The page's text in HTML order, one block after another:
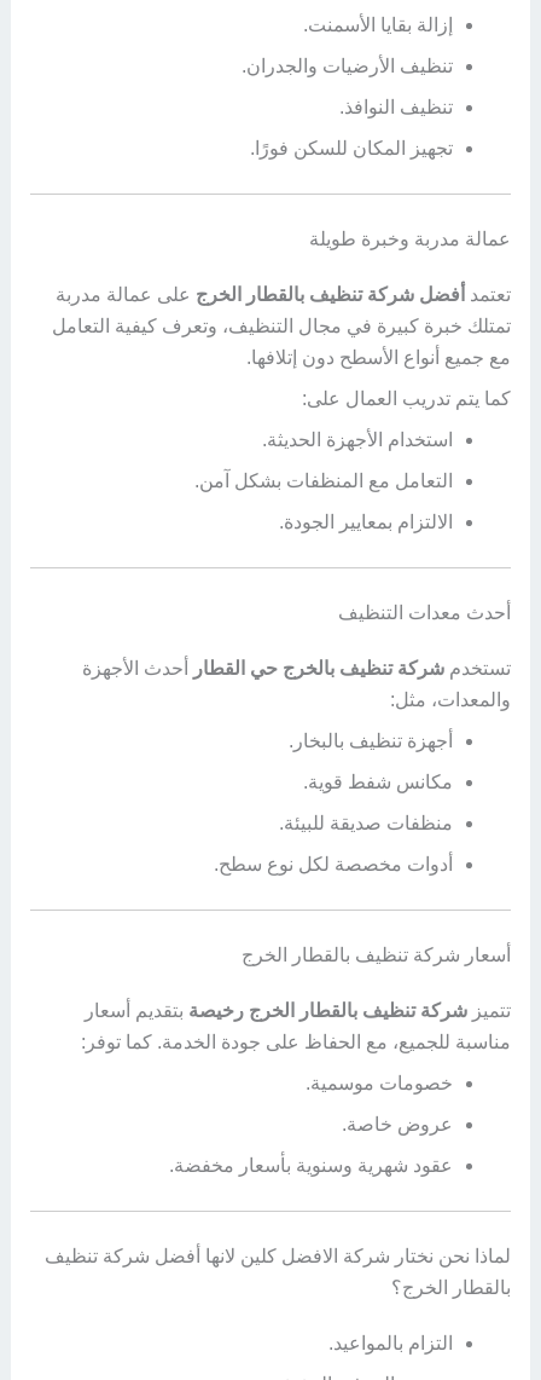
إزالة بقايا الأسمنت.
تنظيف الأرضيات والجدران.
تنظيف النوافذ.
تجهيز المكان للسكن فورًا.
عمالة مدربة وخبرة طويلة
تعتمد أفضل شركة تنظيف بالقطار الخرج على عمالة مدربة
تمتلك خبرة كبيرة في مجال التنظيف، وتعرف كيفية التعامل
مع جميع أنواع الأسطح دون إتلافها.
كما يتم تدريب العمال على:
استخدام الأجهزة الحديثة.
التعامل مع المنظفات بشكل آمن.
الالتزام بمعايير الجودة.
أحدث معدات التنظيف
تستخدم شركة تنظيف بالخرج حي القطار
أحدث الأجهزة
والمعدات، مثل:
أجهزة تنظيف بالبخار.
مكانس شفط قوية.
منظفات صديقة للبيئة.
أدوات مخصصة لكل نوع سطح.
أسعار شركة تنظيف بالقطار الخرج
تتميز شركة تنظيف بالقطار الخرج رخيصة بتقديم أسعار
مناسبة للجميع، مع الحفاظ على جودة الخدمة. كما توفر:
خصومات موسمية.
عروض خاصة.
عقود شهرية وسنوية بأسعار مخفضة.
لماذا نحن نختار شركة الافضل كلين لانها أفضل شركة تنظيف
بالقطار الخرج؟
التزام بالمواعيد.